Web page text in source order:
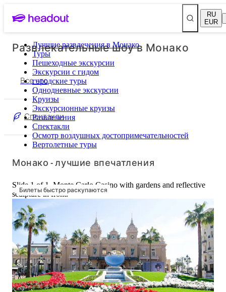
RU
EUR
Лучшие развлечения в Монако
Туры
Пешеходные экскурсии
Экскурсии с гидом
городские туры
Однодневные экскурсии
Круизы
Экскурсионные круизы
Развлечения
Спектакли
Осмотр воздушных достопримечательностей
Вертолетные туры
Развлекательные шоу в Монако
Все что
Спектакли
Монако - лучшие впечатления
Билеты быстро раскупаются
Slide 1 of 1, Monte Carlo Casino with gardens and reflective
sculpture in front.